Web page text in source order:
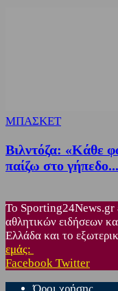
ΜΠΑΣΚΕΤ
Βιλντόζα: «Κάθε
παίζω στο γήπεδο...
Το Sporting24News.gr
αθλητικών ειδήσεων
Ελλάδα και το
εμάς:
Facebook Twitter
Όροι χρήσης